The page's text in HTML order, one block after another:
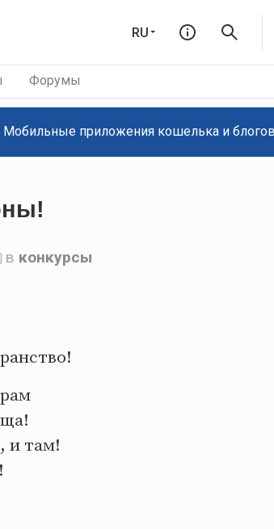
RU
Форумы
Мобильные приложения кошелька и блогов
в конкурсы
и там!